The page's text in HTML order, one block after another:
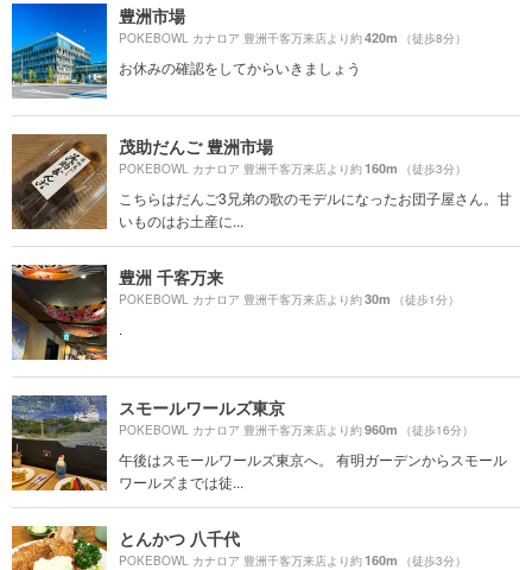
豊洲市場
POKEBOWL カナロア 豊洲千客万来店より約420m （徒歩8分）
お休みの確認をしてからいきましょう
茂助だんご 豊洲市場
POKEBOWL カナロア 豊洲千客万来店より約160m （徒歩3分）
こちらはだんご3兄弟の歌のモデルになったお団子屋さん。甘
いものはお土産に...
豊洲 千客万来
POKEBOWL カナロア 豊洲千客万来店より約30m （徒歩1分）
.
スモールワールズ東京
POKEBOWL カナロア 豊洲千客万来店より約960m （徒歩16分）
午後はスモールワールズ東京へ。 有明ガーデンからスモール
ワールズまでは徒...
とんかつ 八千代
POKEBOWL カナロア 豊洲千客万来店より約160m （徒歩3分）